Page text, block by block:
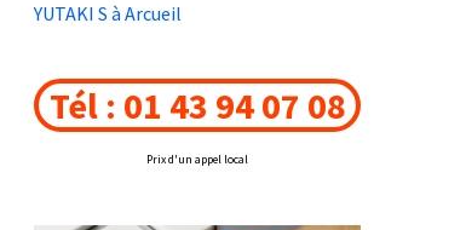
YUTAKI S à Arcueil
Tél : 01 43 94 07 08
Prix d'un appel local